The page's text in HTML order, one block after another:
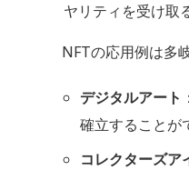
ヤリティを受け取
NFTの応用例は多
デジタルアート
確立することが
コレクターズア